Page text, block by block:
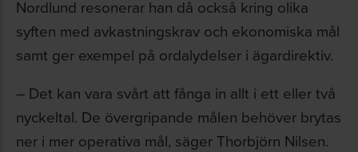
Nordlund resonerar han då också kring olika
syften med avkastningskrav och ekonomiska mål
samt ger exempel på ordalydelser i ägardirektiv.
– Det kan vara svårt att fånga in allt i ett eller två
nyckeltal. De övergripande målen behöver brytas
ner i mer operativa mål, säger Thorbjörn Nilsen.